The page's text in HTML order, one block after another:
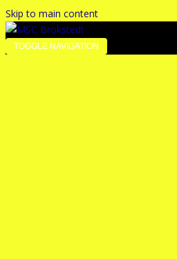
Skip to main content
TOGGLE NAVIGATION